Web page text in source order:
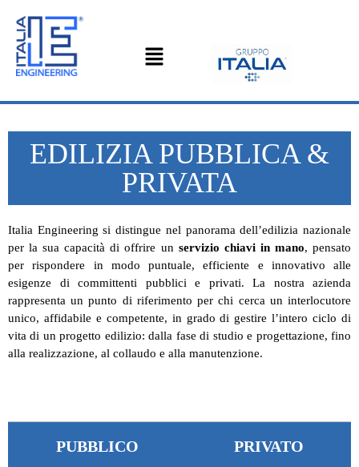
EDILIZIA PUBBLICA &
PRIVATA
Italia Engineering si distingue nel panorama dell’edilizia nazionale
per la sua capacità di offrire un servizio chiavi in mano, pensato
per rispondere in modo puntuale, efficiente e innovativo alle
esigenze di committenti pubblici e privati. La nostra azienda
rappresenta un punto di riferimento per chi cerca un interlocutore
unico, affidabile e competente, in grado di gestire l’intero ciclo di
vita di un progetto edilizio: dalla fase di studio e progettazione, fino
alla realizzazione, al collaudo e alla manutenzione.
PUBBLICO PRIVATO